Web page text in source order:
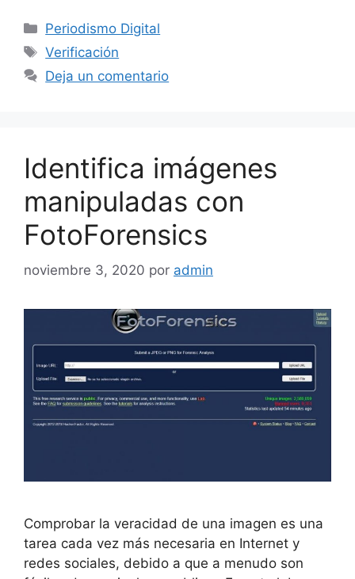
Categorías
Periodismo Digital
Etiquetas
Verificación
Deja un comentario
Identifica imágenes
manipuladas con
FotoForensics
noviembre 3, 2020 por admin
Comprobar la veracidad de una imagen es una
tarea cada vez más necesaria en Internet y
redes sociales, debido a que a menudo son